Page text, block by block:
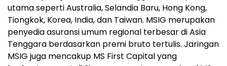
utama seperti Australia, Selandia Baru, Hong Kong,
Tiongkok, Korea, India, dan Taiwan. MSIG merupakan
penyedia asuransi umum regional terbesar di Asia
Tenggara berdasarkan premi bruto tertulis. Jaringan
MSIG juga mencakup MS First Capital yang